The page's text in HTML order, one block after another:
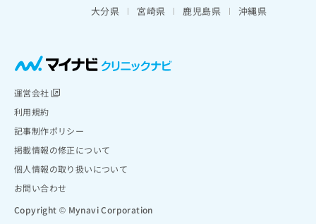
大分県
宮崎県 鹿児島県 沖縄県
運営会社
利用規約
記事制作ポリシー
掲載情報の修正について
個人情報の取り扱いについて
お問い合わせ
Copyright © Mynavi Corporation